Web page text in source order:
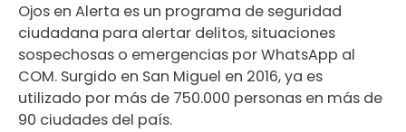
Ojos en Alerta es un programa de seguridad
ciudadana para alertar delitos, situaciones
sospechosas o emergencias por WhatsApp al
COM. Surgido en San Miguel en 2016, ya es
utilizado por más de 750.000 personas en más de
90 ciudades del país.